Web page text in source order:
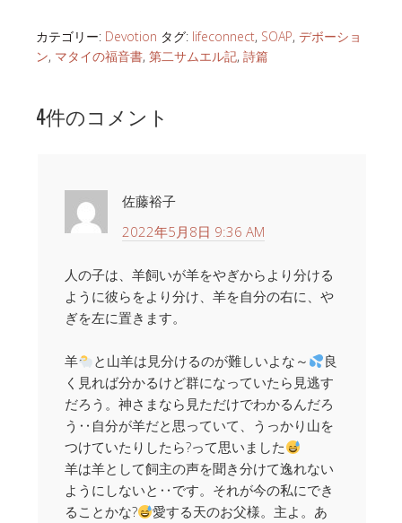
カテゴリー: Devotion タグ: lifeconnect, SOAP, デボーショ
ン, マタイの福音書, 第二サムエル記, 詩篇
4件のコメント
佐藤裕子
2022年5月8日 9:36 AM
人の子は、羊飼いが羊をやぎからより分ける
ように彼らをより分け、羊を自分の右に、や
ぎを左に置きます。
羊 と山羊は見分けるのが難しいよな～
良
く見れば分かるけど群になっていたら見逃す
だろう。神さまなら見ただけでわかるんだろ
う‥自分が羊だと思っていて、うっかり山を
つけていたりしたら?って思いました
羊は羊として飼主の声を聞き分けて逸れない
ようにしないと‥です。それが今の私にでき
ることかな?
愛する天のお父様。主よ。あ